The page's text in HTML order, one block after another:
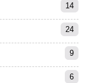
14
24
9
6